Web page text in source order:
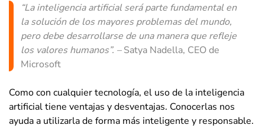
“La inteligencia artificial será parte fundamental en
la solución de los mayores problemas del mundo,
pero debe desarrollarse de una manera que refleje
los valores humanos”. –Satya Nadella, CEO de
Microsoft
Como con cualquier tecnología, el uso de la inteligencia
artificial tiene ventajas y desventajas. Conocerlas nos
ayuda a utilizarla de forma más inteligente y responsable.